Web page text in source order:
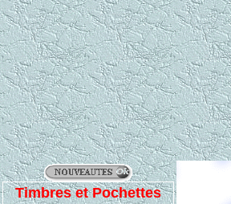
Timbres et Pochettes